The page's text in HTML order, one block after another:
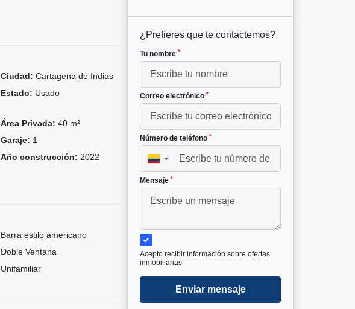
Ciudad: Cartagena de Indias
Estado: Usado
Área Privada: 40 m²
Garaje: 1
Año construcción: 2022
Barra estilo americano
Doble Ventana
Unifamiliar
¿Prefieres que te contactemos?
Tu nombre *
Correo electrónico *
Número de teléfono *
▼
Mensaje *
Acepto recibir información sobre ofertas
inmobiliarias
Enviar mensaje